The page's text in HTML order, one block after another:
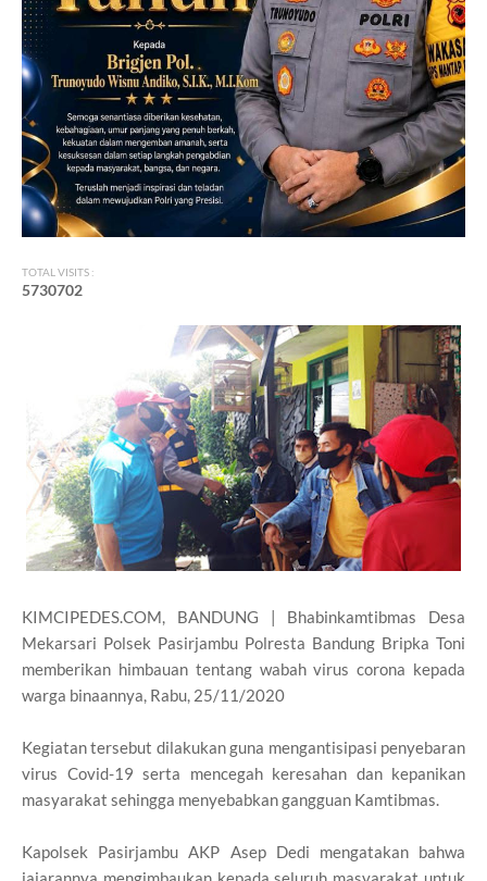
TOTAL VISITS :
5730702
KIMCIPEDES.COM, BANDUNG | Bhabinkamtibmas Desa
Mekarsari Polsek Pasirjambu Polresta Bandung Bripka Toni
memberikan himbauan tentang wabah virus corona kepada
warga binaannya, Rabu, 25/11/2020
Kegiatan tersebut dilakukan guna mengantisipasi penyebaran
virus Covid-19 serta mencegah keresahan dan kepanikan
masyarakat sehingga menyebabkan gangguan Kamtibmas.
Kapolsek Pasirjambu AKP Asep Dedi mengatakan bahwa